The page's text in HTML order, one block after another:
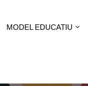
MODEL EDUCATIU